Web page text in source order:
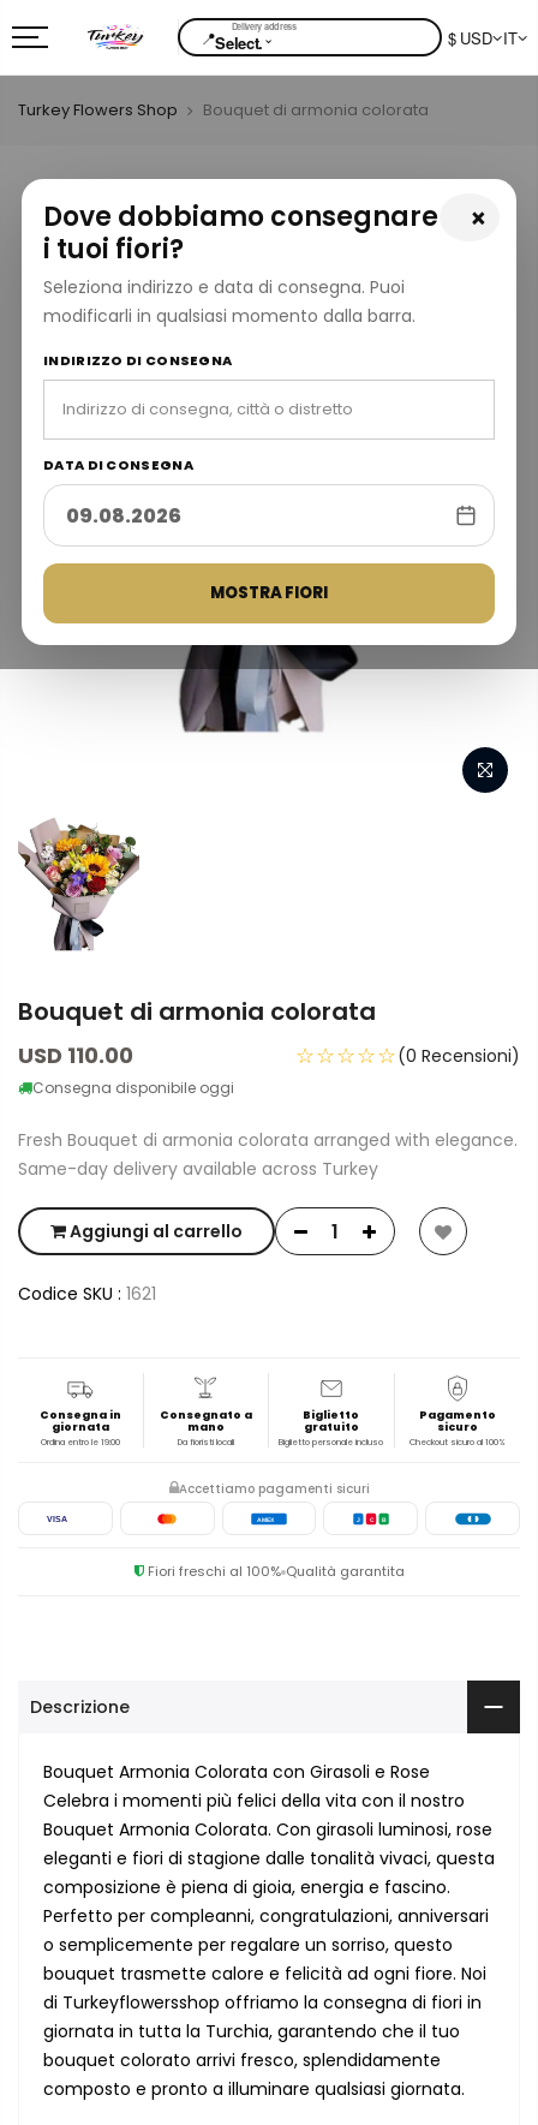
📍Select.⌄ $ USD IT
×
Dove dobbiamo consegnare
i tuoi fiori?
Seleziona indirizzo e data di consegna. Puoi
modificarli in qualsiasi momento dalla barra.
INDIRIZZO DI CONSEGNA
DATA DI CONSEGNA
MOSTRA FIORI
Turkey Flowers Shop Bouquet di armonia colorata
Bouquet di armonia colorata
USD 110.00
Consegna disponibile oggi
☆☆☆☆☆(0 Recensioni)
Fresh Bouquet di armonia colorata arranged with elegance.
Same-day delivery available across Turkey
Aggiungi al carrello
Codice SKU : 1621
Consegna in
giornata
Ordina entro le 19:00
Consegnato a
mano
Da fioristi locali
Biglietto
gratuito
Biglietto personale incluso
Pagamento
sicuro
Checkout sicuro al 100%
Accettiamo pagamenti sicuri
VISA AMEX J C B
Fiori freschi al 100% Qualità garantita
Descrizione
Bouquet Armonia Colorata con Girasoli e Rose
Celebra i momenti più felici della vita con il nostro
Bouquet Armonia Colorata. Con girasoli luminosi, rose
eleganti e fiori di stagione dalle tonalità vivaci, questa
composizione è piena di gioia, energia e fascino.
Perfetto per compleanni, congratulazioni, anniversari
o semplicemente per regalare un sorriso, questo
bouquet trasmette calore e felicità ad ogni fiore. Noi
di Turkeyflowersshop offriamo la consegna di fiori in
giornata in tutta la Turchia, garantendo che il tuo
bouquet colorato arrivi fresco, splendidamente
composto e pronto a illuminare qualsiasi giornata.